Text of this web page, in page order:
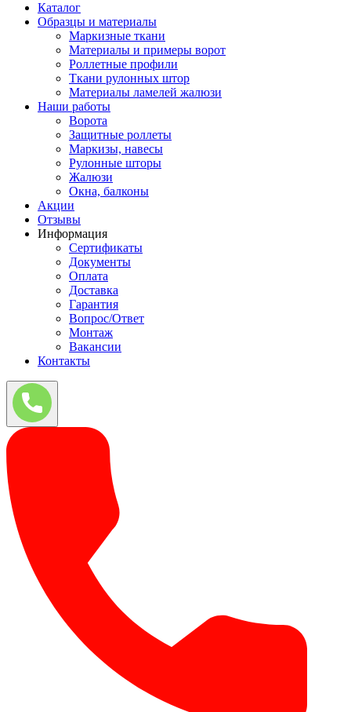
Каталог
Образцы и материалы
Маркизные ткани
Материалы и примеры ворот
Роллетные профили
Ткани рулонных штор
Материалы ламелей жалюзи
Наши работы
Ворота
Защитные роллеты
Маркизы, навесы
Рулонные шторы
Жалюзи
Окна, балконы
Акции
Отзывы
Информация
Сертификаты
Документы
Оплата
Доставка
Гарантия
Вопрос/Ответ
Монтаж
Вакансии
Контакты